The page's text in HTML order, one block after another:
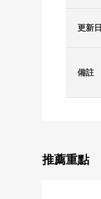
更新日
備註
推薦重點